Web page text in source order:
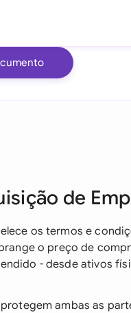
de
os termos e
o preço de
- desde ativos
ambas as